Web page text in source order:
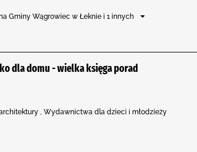
Gminy Wągrowiec w Łeknie i 1 innych
dla domu - wielka księga porad
, Wydawnictwa dla dzieci i młodzieży